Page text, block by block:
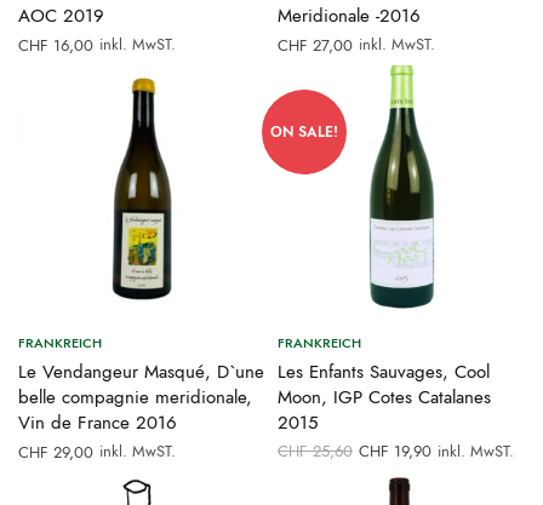
AOC 2019
CHF 16,00 inkl. MwST.
Meridionale -2016
CHF 27,00 inkl. MwST.
FRANKREICH
Le Vendangeur Masqué, D`une
belle compagnie meridionale,
Vin de France 2016
CHF 29,00 inkl. MwST.
ON SALE!
FRANKREICH
Les Enfants Sauvages, Cool
Moon, IGP Cotes Catalanes
2015
CHF25,60 Ursprünglicher
Preis war:
CHF 25,60
CHF 19,90Aktueller
inkl. MwST.